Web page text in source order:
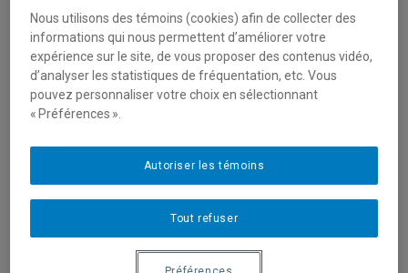
Présentation publique – Projet de thèse de la
personne étudiante Safwen NAIMI
Date : 18 mars 2025
Heure : 9h00
est important d'être présent à l'heure et d'inscrire votre
nom en entier lors de la connexion)
Programme : Doctorat en informatique cognitive,
UQAM
Nous utilisons des témoins (cookies) afin de collecter des
informations qui nous permettent d’améliorer votre
expérience sur le site, de vous proposer des contenus vidéo,
d’analyser les statistiques de fréquentation, etc. Vous
pouvez personnaliser votre choix en sélectionnant
« Préférences ».
Tout refuser
Autoriser les témoins